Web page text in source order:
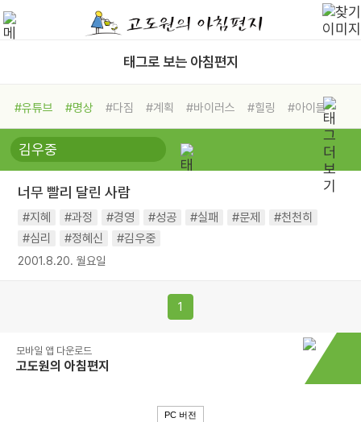
태그로 보는 아침편지
#유튜브 #명상 #다짐 #계획 #바이러스 #힐링
#아이들
#비전캠프
#독서캠프 #삶
#희망
#나눔 #친구 #링컨학교
#독서
#건강 #면역력
너무 빨리 달린 사람
#지혜 #과정 #경영 #성공 #실패 #문제
#천천히
#심리
#정혜신 #김우중
2001.8.20. 월요일
1
모바일 앱 다운로드
고도원의 아침편지
PC 버전